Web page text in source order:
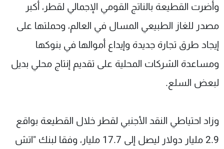
وأضرت القطيعة بالناتج القومي الإجمالي لقطر، أكبر
مصدر للغاز الطبيعي المسال في العالم، وحملتها على
إيجاد طرق تجارة جديدة وإيداع أموالها في بنوكها
ومساعدة الشركات المحلية على تقديم إنتاج محلي بديل
لبعض السلع.
وزاد احتياطي النقد الأجنبي لقطر خلال القطيعة بواقع
2.9 مليار دولار ليصل إلى 17.7 مليار، وفقا لبنك "اتش